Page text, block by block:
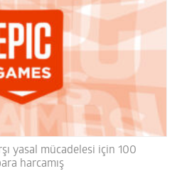
yasal mücadelesi için 100
harcamış